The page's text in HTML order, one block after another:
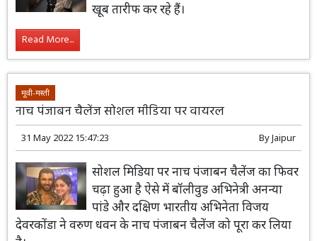
खूब तारीफ कर रहे हैं।
Read More...
मूवी-मस्ती
नाच पंजाबन चैलेंज सोशल मीडिया पर वायरल
31 May 2022 15:47:23 ByJaipur
सोशल मिडिया पर नाच पंजाबन चैलेंज का फिवर
चढ़ा हुआ है ऐसे में बॉलीवुड अभिनेत्री अनन्या
पांडे और दक्षिण भारतीय अभिनेता विजय
देवरकोंडा ने वरुण धवन के नाच पंजाबन चैलेंज को पूरा कर लिया